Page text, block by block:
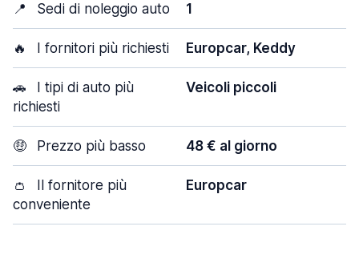
📍 Sedi di noleggio auto 1
🔥 I fornitori più richiesti Europcar, Keddy
🚗
I tipi di auto più
richiesti
Veicoli piccoli
🤑 Prezzo più basso 48 € al giorno
👛
Il fornitore più
conveniente
Europcar